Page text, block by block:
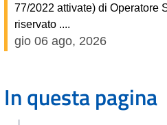
77/2022 attivate) di Operatore
riservato ....
gio 06 ago, 2026
In questa pagina